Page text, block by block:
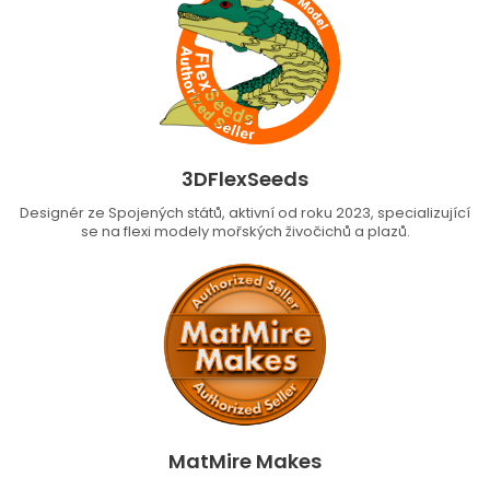
3DFlexSeeds
Designér ze Spojených států, aktivní od roku 2023, specializující
se na flexi modely mořských živočichů a plazů.
MatMire Makes